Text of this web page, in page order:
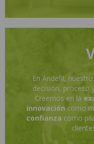
En Andefil,
decisión, proceso
Creemos en la
innovación como
confianza como